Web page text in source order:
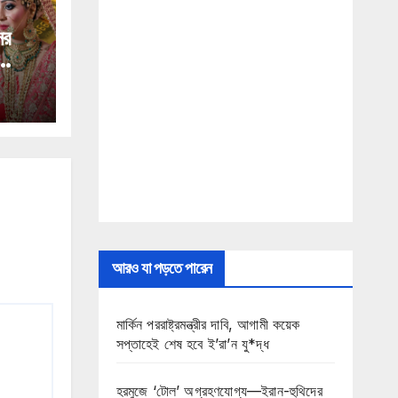
আরও যা পড়তে পারেন
মার্কিন পররাষ্ট্রমন্ত্রীর দাবি, আগামী কয়েক
সপ্তাহেই শেষ হবে ই’রা’ন যু*দ্ধ
হরমুজে ‘টোল’ অগ্রহণযোগ্য—ইরান-হুথিদের